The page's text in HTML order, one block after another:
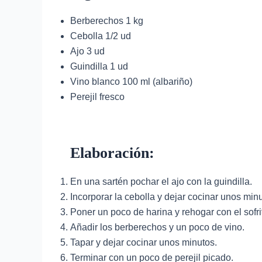
Berberechos 1 kg
Cebolla 1/2 ud
Ajo 3 ud
Guindilla 1 ud
Vino blanco 100 ml (albariño)
Perejil fresco
Elaboración:
En una sartén pochar el ajo con la guindilla.
Incorporar la cebolla y dejar cocinar unos
Poner un poco de harina y rehogar con el
Añadir los berberechos y un poco de vino.
Tapar y dejar cocinar unos minutos.
Terminar con un poco de perejil picado.